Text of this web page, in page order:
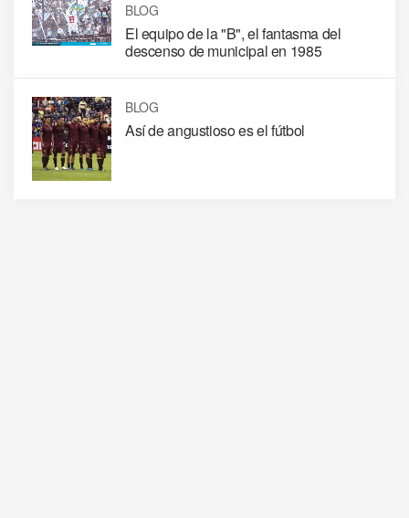
BLOG
El equipo de la "B", el fantasma del
descenso de municipal en 1985
BLOG
Así de angustioso es el fútbol